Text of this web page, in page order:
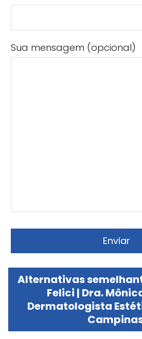
Sua mensagem (opcional)
Alternativas
Felici | Dra.
Dermatologista